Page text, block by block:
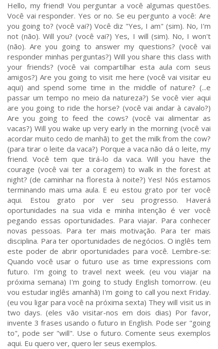
Hello, my friend! Vou perguntar a você algumas questões.
Você vai responder. Yes or no. Se eu pergunto a você: Are
you going to? (você vai?) Você diz "Yes, I am" (sim). No, I'm
not (não). Will you? (você vai?) Yes, I will (sim). No, I won't
(não). Are you going to answer my questions? (você vai
responder minhas perguntas?) Will you share this class with
your friends? (você vai compartilhar esta aula com seus
amigos?) Are you going to visit me here (você vai visitar eu
aqui) and spend some time in the middle of nature? (...e
passar um tempo no meio da natureza?) Se você vier aqui
are you going to ride the horse? (você vai andar à cavalo?)
Are you going to feed the cows? (você vai alimentar as
vacas?) Will you wake up very early in the morning (você vai
acordar muito cedo de manhã) to get the milk from the cow?
(para tirar o leite da vaca?) Porque a vaca não dá o leite, my
friend. Você tem que tirá-lo da vaca. Will you have the
courage (você vai ter a coragem) to walk in the forest at
night? (de caminhar na floresta à noite?) Yes! Nós estamos
terminando mais uma aula. E eu estou grato por ter você
aqui. Estou grato por ver seu progresso. Haverá
oportunidades na sua vida e minha intenção é ver você
pegando essas oportunidades. Para viajar. Para conhecer
novas pessoas. Para ter mais motivação. Para ter mais
disciplina. Para ter oportunidades de negócios. O inglês tem
este poder de abrir oportunidades para você. Lembre-se:
Quando você usar o futuro use as time expressions com
futuro. I'm going to travel next week. (eu vou viajar na
próxima semana) I'm going to study English tomorrow. (eu
vou estudar inglês amanhã) I'm going to call you next Friday.
(eu vou ligar para você na próxima sexta) They will visit us in
two days. (eles vão visitar-nos em dois dias) Por favor,
invente 3 frases usando o futuro in English. Pode ser "going
to", pode ser "will". Use o futuro. Comente seus exemplos
aqui. Eu quero ver, quero ler seus exemplos.